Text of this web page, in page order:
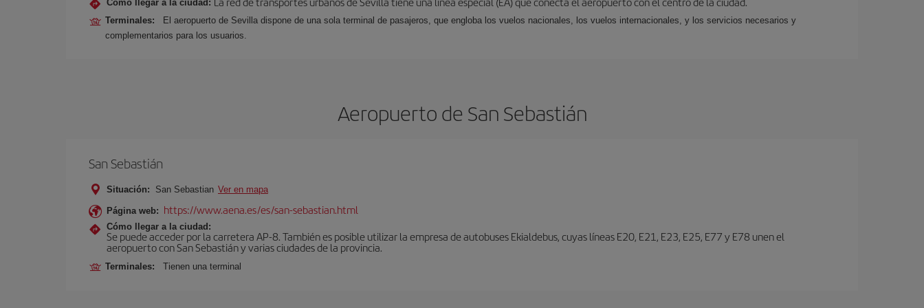
Cómo llegar a la ciudad:
Terminales:
El aeropuerto de Sevilla dispone de una sola terminal de pasajeros, que engloba los vuelos nacionales, los vuelos internacionales, y los servicios necesarios y
complementarios para los usuarios.
Aeropuerto de San Sebastián
San Sebastián
Situación: San Sebastian Ver en mapa
Página web: https://www.aena.es/es/san-sebastian.html
Cómo llegar a la ciudad:
Se puede acceder por la carretera AP-8. También es posible utilizar la empresa de autobuses Ekialdebus, cuyas líneas E20, E21, E23, E25, E77 y E78 unen el
aeropuerto con San Sebastián y varias ciudades de la provincia.
Terminales: Tienen una terminal